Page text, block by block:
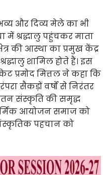
भव्य और दिव्य मेले का भी
श्रद्धालु पहुंचकर माता
की आस्था का प्रमुख केंद्र
शामिल होते हैं। इस
प्रमोद मित्तल ने कहा कि
सैकड़ों वर्षों से निरंतर
संस्कृति की समृद्ध
आयोजन समाज को
पहचान को